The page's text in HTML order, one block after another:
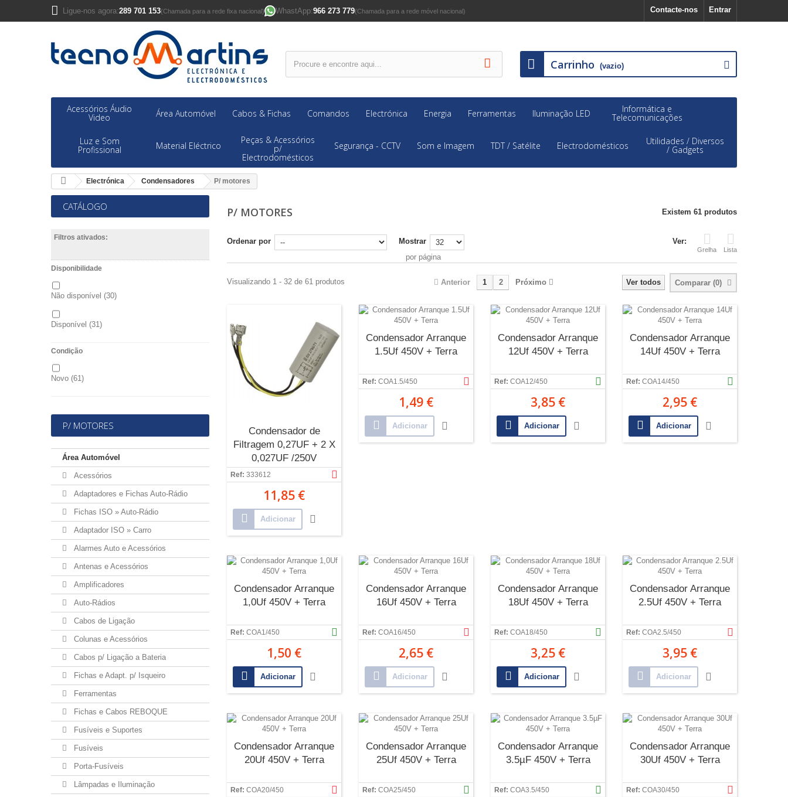
Entrar
Contacte-nos
Ligue-nos agora:289 701 153(Chamada para a rede fixa nacional) WhastApp:966 273 779(Chamada para a rede móvel nacional)
Carrinho (vazio)
Acessórios Áudio
Video Área Automóvel Cabos & Fichas Comandos Electrónica Energia Ferramentas Iluminação LED Informática e
Telecomunicações
Luz e Som
Profissional Material Eléctrico
Peças & Acessórios
p/
Electrodomésticos
Segurança - CCTV Som e Imagem TDT / Satélite Electrodomésticos Utilidades / Diversos
/ Gadgets
Electrónica Condensadores P/ motores
CATÁLOGO
Filtros ativados:
Disponibilidade
Não disponível (30)
Disponível (31)
Condição
Novo (61)
P/ MOTORES
Área Automóvel
Acessórios
Adaptadores e Fichas Auto-Rádio
Fichas ISO » Auto-Rádio
Adaptador ISO » Carro
Alarmes Auto e Acessórios
Antenas e Acessórios
Amplificadores
Auto-Rádios
Cabos de Ligação
Colunas e Acessórios
Cabos p/ Ligação a Bateria
Fichas e Adapt. p/ Isqueiro
Ferramentas
Fichas e Cabos REBOQUE
Fusíveis e Suportes
Fusíveis
Porta-Fusíveis
Lâmpadas e Iluminação
P/ MOTORES Existem 61 produtos
Ver:
Grelha Lista
Ordenar por
Mostrar
por página
Comparar (0)
Visualizando 1 - 32 de 61 produtos Ver todos
Anterior 1 2 Próximo
Condensador de
Filtragem 0,27UF + 2 X
0,027UF /250V
0,24UF+2X0,02UF
Ref: 333612
11,85 €
Adicionar
Condensador Arranque
1.5Uf 450V + Terra
Ref: COA1.5/450
1,49 €
Adicionar
Condensador Arranque
12Uf 450V + Terra
Ref: COA12/450
3,85 €
Adicionar
Condensador Arranque
14Uf 450V + Terra
Ref: COA14/450
2,95 €
Adicionar
Condensador Arranque
1,0Uf 450V + Terra
Ref: COA1/450
1,50 €
Adicionar
Condensador Arranque
16Uf 450V + Terra
Ref: COA16/450
2,65 €
Adicionar
Condensador Arranque
18Uf 450V + Terra
Ref: COA18/450
3,25 €
Adicionar
Condensador Arranque
2.5Uf 450V + Terra
Ref: COA2.5/450
3,95 €
Adicionar
Condensador Arranque
20Uf 450V + Terra
Ref: COA20/450
Condensador Arranque
25Uf 450V + Terra
Ref: COA25/450
Condensador Arranque
3.5µF 450V + Terra
Ref: COA3.5/450
Condensador Arranque
30Uf 450V + Terra
Ref: COA30/450